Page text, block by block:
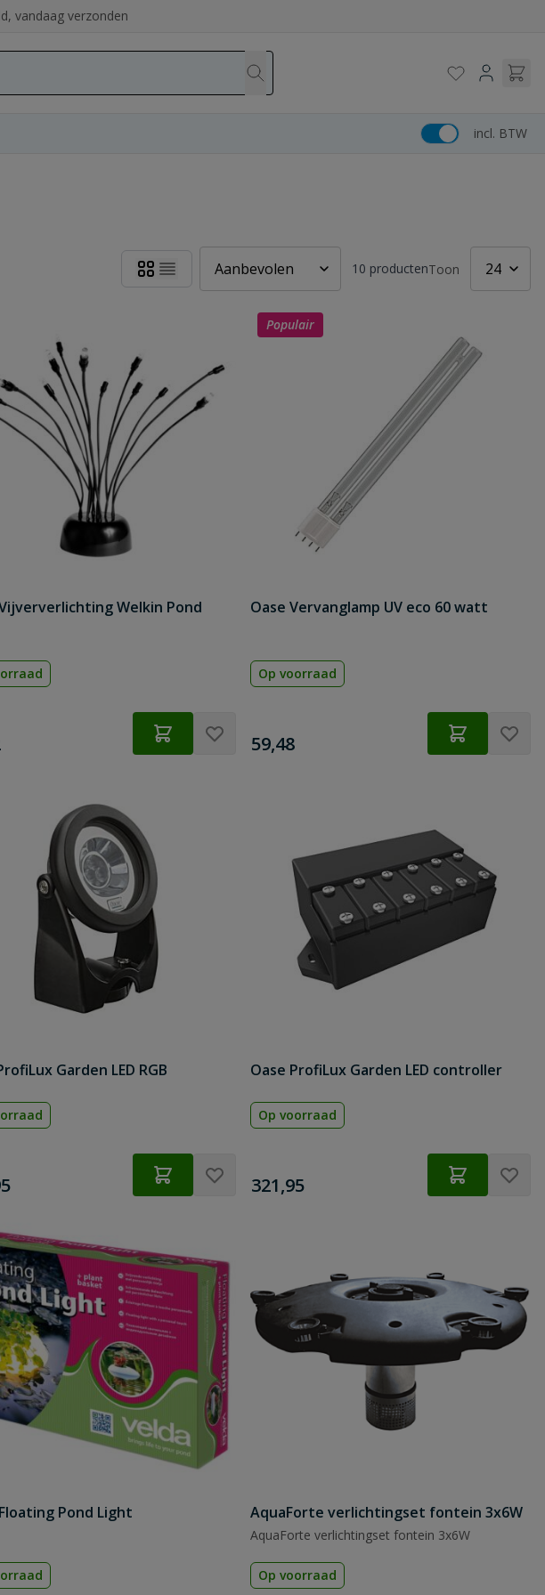
vandaag verzonden
incl. BTW
10 productenToon
Welkin Pond
Populair
Oase Vervanglamp UV eco 60 watt
Op voorraad
€
59,48
Garden LED RGB Oase ProfiLux Garden LED controller
Op voorraad
€
321,95
Pond Light AquaForte verlichtingset fontein 3x6W
AquaForte verlichtingset fontein 3x6W
Op voorraad